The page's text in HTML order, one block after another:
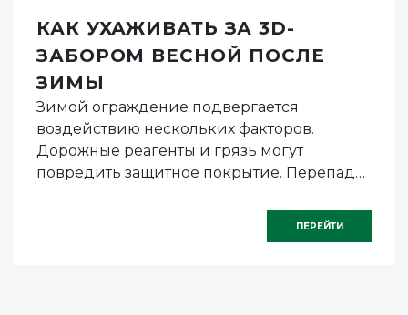
КАК УХАЖИВАТЬ ЗА 3D-
ЗАБОРОМ ВЕСНОЙ ПОСЛЕ
ЗИМЫ
Зимой ограждение подвергается
воздействию нескольких факторов.
Дорожные реагенты и грязь могут
повредить защитное покрытие. Перепады
ПЕРЕЙТИ